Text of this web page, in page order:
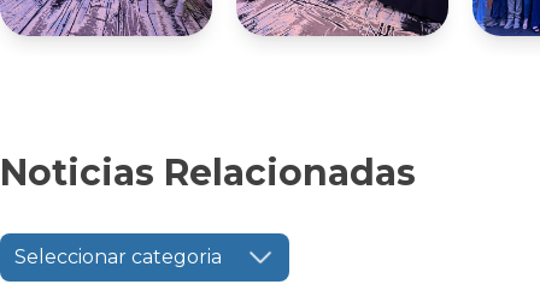
Noticias Relacionadas
Seleccionar categoria